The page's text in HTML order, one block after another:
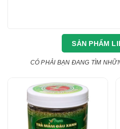
SẢN PHẨM
CÓ PHẢI BẠN ĐANG TÌM